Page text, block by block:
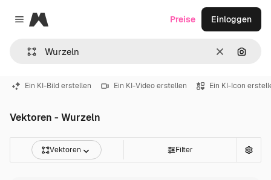
Close menu
Magnific
LöschenNach
Preise Einloggen
Ein KI-Bild erstellen Ein KI-Video erstellen Ein KI-Icon
Vektoren - Wurzeln
Vektoren Filter